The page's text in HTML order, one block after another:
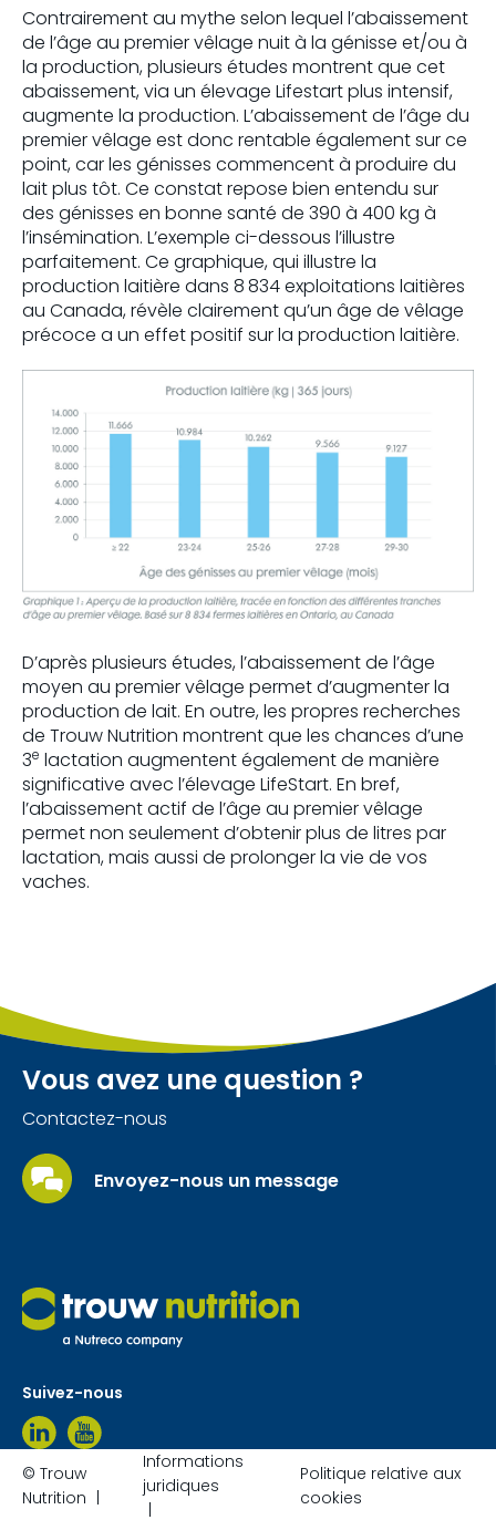
Contrairement au mythe selon lequel l’abaissement
de l’âge au premier vêlage nuit à la génisse et/ou à
la production, plusieurs études montrent que cet
abaissement, via un élevage Lifestart plus intensif,
augmente la production. L’abaissement de l’âge du
premier vêlage est donc rentable également sur ce
point, car les génisses commencent à produire du
lait plus tôt. Ce constat repose bien entendu sur
des génisses en bonne santé de 390 à 400 kg à
l’insémination. L’exemple ci-dessous l’illustre
parfaitement. Ce graphique, qui illustre la
production laitière dans 8 834 exploitations laitières
au Canada, révèle clairement qu’un âge de vêlage
précoce a un effet positif sur la production laitière.
D’après plusieurs études, l’abaissement de l’âge
moyen au premier vêlage permet d’augmenter la
production de lait. En outre, les propres recherches
de Trouw Nutrition montrent que les chances d’une
3e lactation augmentent également de manière
significative avec l’élevage LifeStart. En bref,
l’abaissement actif de l’âge au premier vêlage
permet non seulement d’obtenir plus de litres par
lactation, mais aussi de prolonger la vie de vos
vaches.
Vous avez une question ?
Contactez-nous
Envoyez-nous un message
Suivez-nous
© Trouw
Nutrition
Informations
juridiques
Politique relative aux
cookies